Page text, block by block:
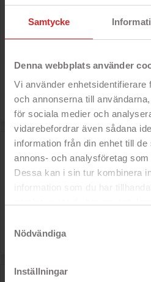
Samtycke
Denna webbplats använder
Vi använder enhetsidentifierare
och annonserna till
för sociala medier och
vidarebefordrar även sådana
information från din enhet till
annons- och analysföretag
Dessa kan i sin tur kombinera
information som du har
Nödvändiga
Inställningar
S20 Plus (Black)
- Exklusivt
Rek: 395 kr
99 kr
Pris
Plånboksfodral med
S20 Ultra (Black)
-
- Med
mobilskal
- Stöd för
Merskal premium silikonskal till